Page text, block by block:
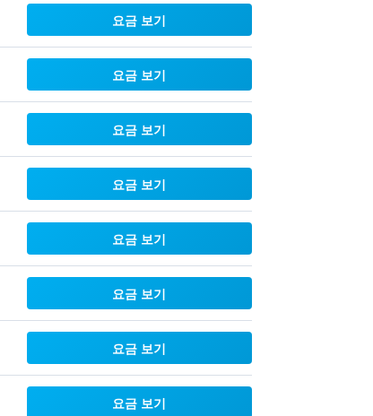
요금 보기
요금 보기
요금 보기
요금 보기
요금 보기
요금 보기
요금 보기
요금 보기